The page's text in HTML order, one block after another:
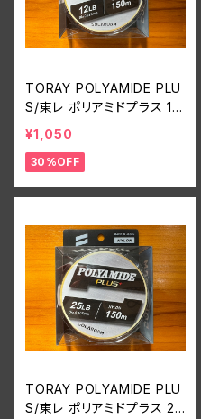
TORAY POLYAMIDE PLU
S/東レ ポリアミドプラス 12l
b
¥1,050
30%OFF
TORAY POLYAMIDE PLU
S/東レ ポリアミドプラス 25